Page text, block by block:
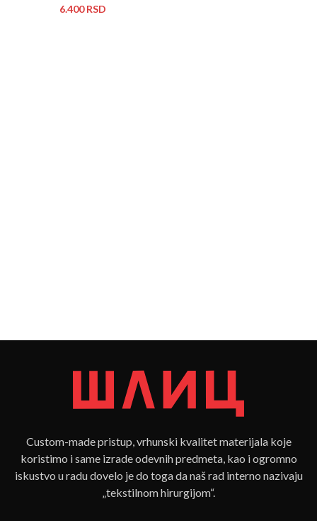
6.400RSD
Custom-made pristup, vrhunski kvalitet materijala koje
koristimo i same izrade odevnih predmeta, kao i ogromno
iskustvo u radu dovelo je do toga da naš rad interno nazivaju
„tekstilnom hirurgijom“.